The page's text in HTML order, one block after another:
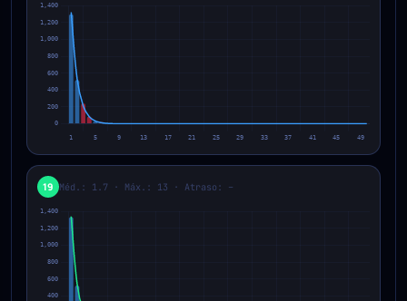
19 Méd.: 1.7 · Máx.: 13 · Atraso: –